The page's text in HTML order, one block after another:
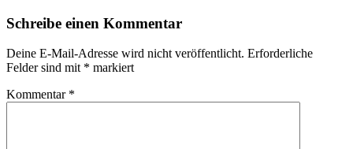
Schreibe einen Kommentar
Deine E-Mail-Adresse wird nicht veröffentlicht. Erforderliche
Felder sind mit * markiert
Kommentar *